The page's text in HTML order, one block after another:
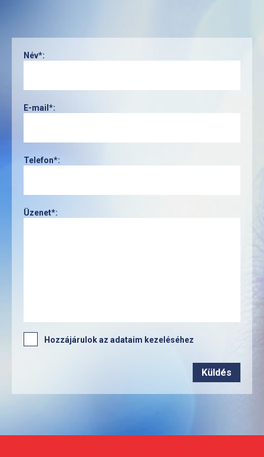
Név*:
E-mail*:
Telefon*:
Üzenet*:
Hozzájárulok az adataim kezeléséhez